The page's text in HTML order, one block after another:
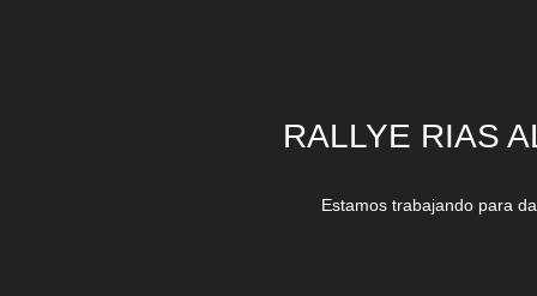
RALLYE RIAS
Estamos trabajando para